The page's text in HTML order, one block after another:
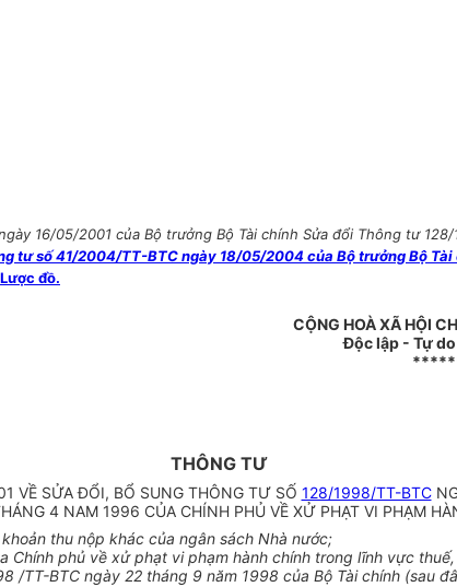
16/05/2001 của Bộ trưởng Bộ Tài chính Sửa đổi Thông tư
tư số 41/2004/TT-BTC ngày 18/05/2004 của Bộ trưởng Bộ
Lược đồ.
CỘNG HOÀ XÃ HỘI
Độc lập - Tự
THÔNG TƯ
VỀ SỬA ĐỔI, BỔ SUNG THÔNG TƯ SỐ 128/1998/TT-BTC
4 NAM 1996 CỦA CHÍNH PHỦ VỀ XỬ PHẠT VI PHẠM
thu nộp khác của ngân sách Nhà nước;
Chính phủ về xử phạt vi phạm hành chính trong lĩnh vực
/TT-BTC ngày 22 tháng 9 năm 1998 của Bộ Tài chính (sau